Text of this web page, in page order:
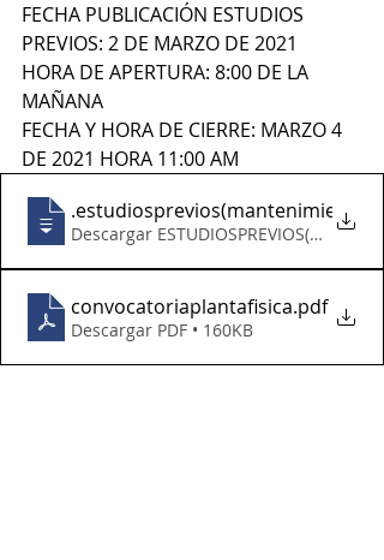
FECHA PUBLICACIÓN ESTUDIOS
PREVIOS: 2 DE MARZO DE 2021
HORA DE APERTURA: 8:00 DE LA
MAÑANA
FECHA Y HORA DE CIERRE: MARZO 4
DE 2021 HORA 11:00 AM
3
Descargar
convocatoriaplantafisica.pdf
Descargar PDF • 160KB